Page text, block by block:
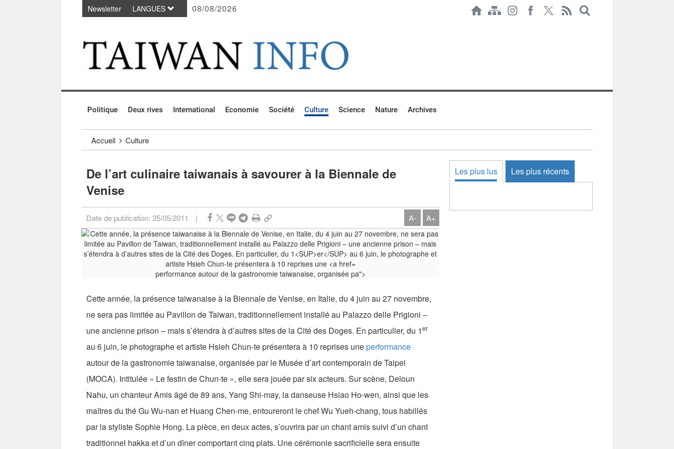
Passer au contenu principal
Newsletter LANGUES 08/08/2026
Politique Deux rives International Economie Société Culture Science Nature Archives
Accueil Culture
De l’art culinaire taiwanais à savourer à la Biennale de
Venise
Date de publication: 25/05/2011 | A- A+
performance autour de la gastronomie taiwanaise, organisée pa">
Cette année, la présence taiwanaise à la Biennale de Venise, en Italie, du 4 juin au 27 novembre,
ne sera pas limitée au Pavillon de Taiwan, traditionnellement installé au Palazzo delle Prigioni –
une ancienne prison – mais s’étendra à d’autres sites de la Cité des Doges. En particulier, du 1er
au 6 juin, le photographe et artiste Hsieh Chun-te présentera à 10 reprises uneperformance
autour de la gastronomie taiwanaise, organisée par le Musée d’art contemporain de Taipei
(MOCA). Intitulée « Le festin de Chun-te », elle sera jouée par six acteurs. Sur scène, Deloun
Nahu, un chanteur Amis âgé de 89 ans, Yang Shi-may, la danseuse Hsiao Ho-wen, ainsi que les
maîtres du thé Gu Wu-nan et Huang Chen-me, entoureront le chef Wu Yueh-chang, tous habillés
par la styliste Sophie Hong. La pièce, en deux actes, s’ouvrira par un chant amis suivi d’un chant
traditionnel hakka et d’un dîner comportant cinq plats. Une cérémonie sacrificielle sera ensuite
Les plus lus Les plus récents